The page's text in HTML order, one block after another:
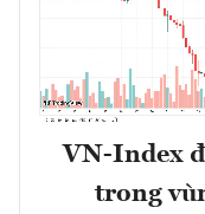
VN-Index
trong